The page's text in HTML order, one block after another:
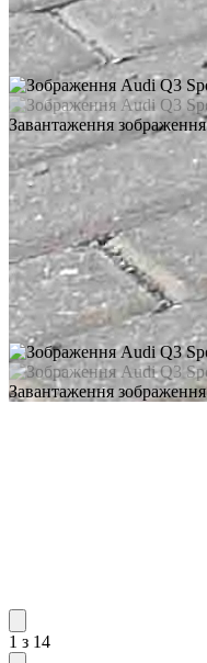
Завантаження зображення
Завантаження зображення
1 з 14